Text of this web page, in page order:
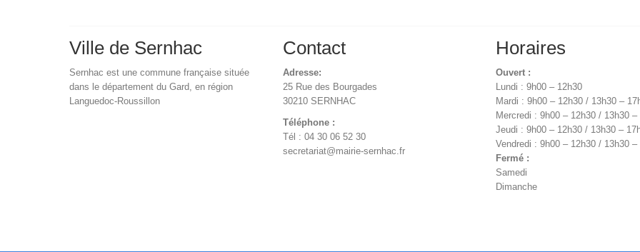
Ville de Sernhac
Sernhac est une commune française située
dans le département du Gard, en région
Languedoc-Roussillon
Contact
Adresse:
25 Rue des Bourgades
30210 SERNHAC
Téléphone :
Tél : 04 30 06 52 30
secretariat@mairie-sernhac.fr
Horaires
Ouvert :
Lundi : 9h00 – 12h30
Mardi : 9h00 – 12h30 / 13h30 –
Mercredi : 9h00 – 12h30 / 13h30 –
Jeudi : 9h00 – 12h30 / 13h30 –
Vendredi : 9h00 – 12h30 / 13h30 –
Fermé :
Samedi
Dimanche